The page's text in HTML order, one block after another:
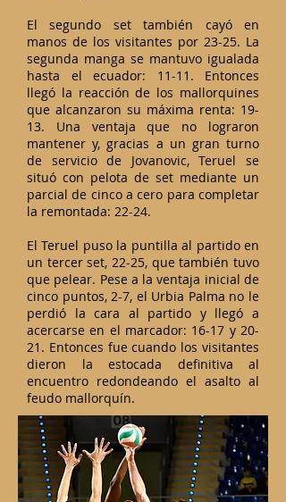
El segundo set también cayó en
manos de los visitantes por 23-25. La
segunda manga se mantuvo igualada
hasta el ecuador: 11-11. Entonces
llegó la reacción de los mallorquines
que alcanzaron su máxima renta: 19-
13. Una ventaja que no lograron
mantener y, gracias a un gran turno
de servicio de Jovanovic, Teruel se
situó con pelota de set mediante un
parcial de cinco a cero para completar
la remontada: 22-24.
El Teruel puso la puntilla al partido en
un tercer set, 22-25, que también tuvo
que pelear. Pese a la ventaja inicial de
cinco puntos, 2-7, el Urbia Palma no le
perdió la cara al partido y llegó a
acercarse en el marcador: 16-17 y 20-
21. Entonces fue cuando los visitantes
dieron la estocada definitiva al
encuentro redondeando el asalto al
feudo mallorquín.